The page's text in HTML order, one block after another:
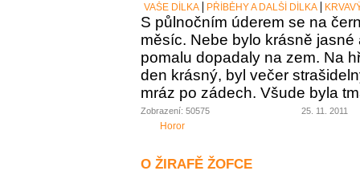
VAŠE DÍLKA PŘÍBĚHY A DALŠÍ DÍLKA
S půlnočním úderem se na
měsíc. Nebe bylo krásně jasné
pomalu dopadaly na zem. Na
den krásný, byl večer
mráz po zádech. Všude byla
Zobrazení: 50575 25. 11. 2011
Horor
O ŽIRAFĚ ŽOFCE